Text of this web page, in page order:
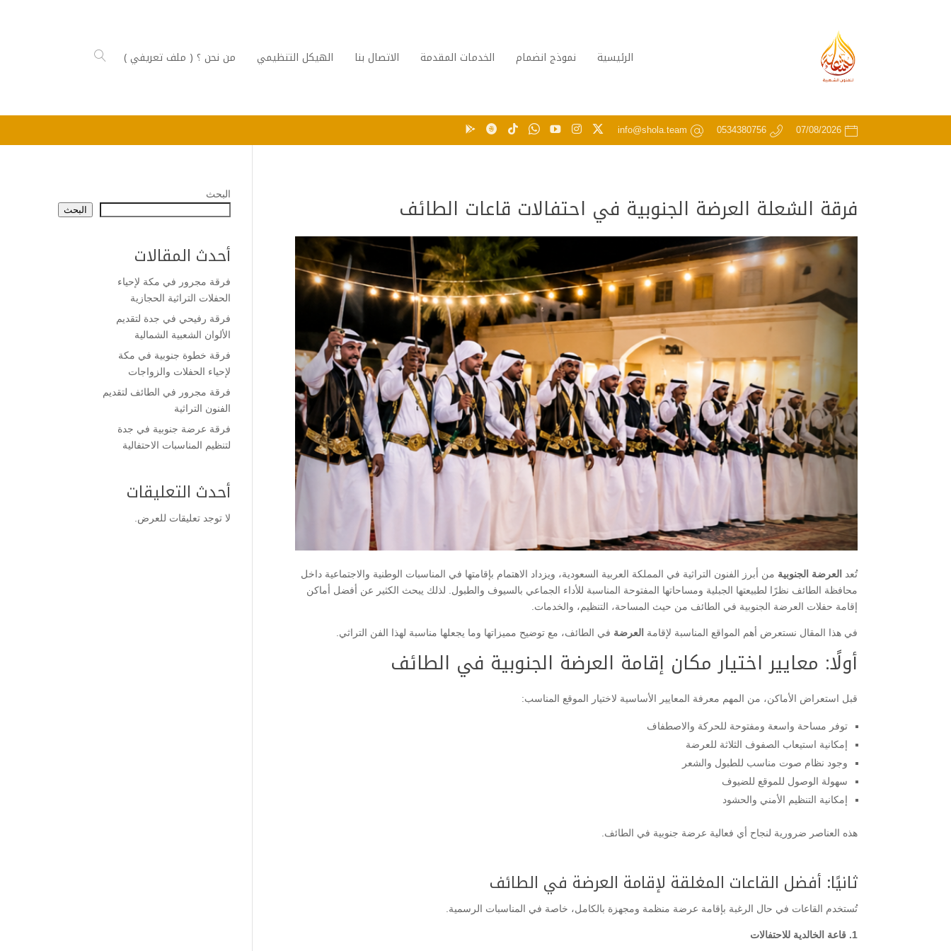
الرئيسية نموذج انضمام الخدمات المقدمة الاتصال بنا الهيكل التنظيمي من نحن ؟ ( ملف تعريفي )
07/08/2026
0534380756
info@shola.team
فرقة الشعلة العرضة الجنوبية في احتفالات قاعات الطائف
تُعد العرضة الجنوبية من أبرز الفنون التراثية في المملكة العربية السعودية، ويزداد الاهتمام بإقامتها في المناسبات الوطنية والاجتماعية داخل
محافظة الطائف نظرًا لطبيعتها الجبلية ومساحاتها المفتوحة المناسبة للأداء الجماعي بالسيوف والطبول. لذلك يبحث الكثير عن أفضل أماكن
إقامة حفلات العرضة الجنوبية في الطائف من حيث المساحة، التنظيم، والخدمات.
في هذا المقال نستعرض أهم المواقع المناسبة لإقامة العرضة في الطائف، مع توضيح مميزاتها وما يجعلها مناسبة لهذا الفن التراثي.
أولًا: معايير اختيار مكان إقامة العرضة الجنوبية في الطائف
قبل استعراض الأماكن، من المهم معرفة المعايير الأساسية لاختيار الموقع المناسب:
توفر مساحة واسعة ومفتوحة للحركة والاصطفاف
إمكانية استيعاب الصفوف الثلاثة للعرضة
وجود نظام صوت مناسب للطبول والشعر
سهولة الوصول للموقع للضيوف
إمكانية التنظيم الأمني والحشود
هذه العناصر ضرورية لنجاح أي فعالية عرضة جنوبية في الطائف.
ثانيًا: أفضل القاعات المغلقة لإقامة العرضة في الطائف
تُستخدم القاعات في حال الرغبة بإقامة عرضة منظمة ومجهزة بالكامل، خاصة في المناسبات الرسمية.
1. قاعة الخالدية للاحتفالات
البحث
البحث
أحدث المقالات
فرقة مجرور في مكة لإحياء
الحفلات التراثية الحجازية
فرقة رفيحي في جدة لتقديم
الألوان الشعبية الشمالية
فرقة خطوة جنوبية في مكة
لإحياء الحفلات والزواجات
فرقة مجرور في الطائف لتقديم
الفنون التراثية
فرقة عرضة جنوبية في جدة
لتنظيم المناسبات الاحتفالية
أحدث التعليقات
لا توجد تعليقات للعرض.